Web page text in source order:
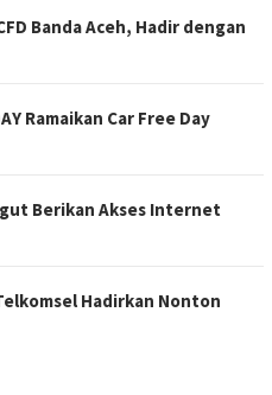
Banda Aceh, Hadir dengan
Ramaikan Car Free Day
Berikan Akses Internet
Hadirkan Nonton